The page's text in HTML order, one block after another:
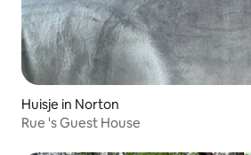
Huisje in Norton
Rue 's Guest House